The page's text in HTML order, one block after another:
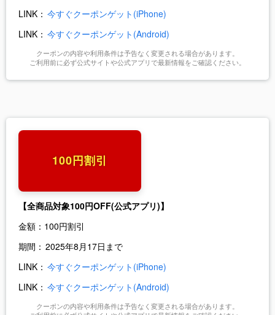
LINK： 今すぐクーポンゲット(iPhone)
LINK： 今すぐクーポンゲット(Android)
クーポンの内容や利用条件は予告なく変更される場合があります。
ご利用前に必ず公式サイトや公式アプリで最新情報をご確認ください。
100円割引
【全商品対象100円OFF(公式アプリ)】
金額： 100円割引
期間： 2025年8月17日まで
LINK： 今すぐクーポンゲット(iPhone)
LINK： 今すぐクーポンゲット(Android)
クーポンの内容や利用条件は予告なく変更される場合があります。